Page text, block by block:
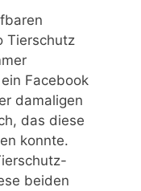
Tierschutz
Facebook
damaligen
das diese
konnte.
beiden